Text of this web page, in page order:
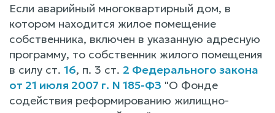
Если аварийный многоквартирный дом, в
котором находится жилое помещение
собственника, включен в указанную адресную
программу, то собственник жилого помещения
в силу ст. 16, п. 3 ст. 2 Федерального закона
от 21 июля 2007 г. N 185-ФЗ "О Фонде
содействия реформированию жилищно-